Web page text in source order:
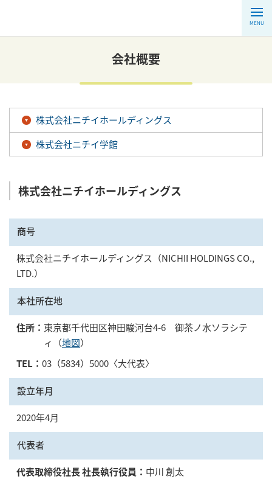
MENU
会社概要
株式会社ニチイホールディングス
株式会社ニチイ学館
株式会社ニチイホールディングス
商号
株式会社ニチイホールディングス（NICHII HOLDINGS CO.,
LTD.）
本社所在地
住所： 東京都千代田区神田駿河台4-6 御茶ノ水ソラシテ
ィ（地図）
TEL： 03（5834）5000〈大代表〉
設立年月
2020年4月
代表者
代表取締役社長 社長執行役員： 中川 創太